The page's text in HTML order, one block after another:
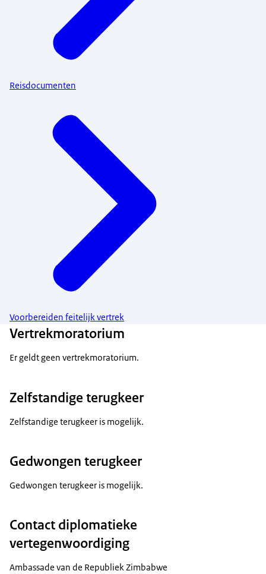
Reisdocumenten
Voorbereiden feitelijk vertrek
Vertrekmoratorium
Er geldt geen vertrekmoratorium.
Zelfstandige terugkeer
Zelfstandige terugkeer is mogelijk.
Gedwongen terugkeer
Gedwongen terugkeer is mogelijk.
Contact diplomatieke
vertegenwoordiging
Ambassade van de Republiek Zimbabwe